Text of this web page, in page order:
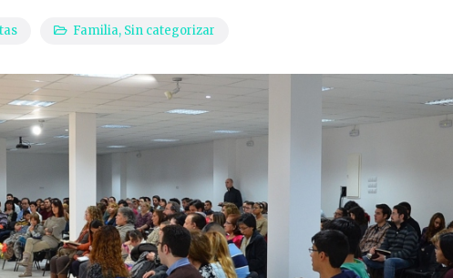
Familia, Sin categorizar